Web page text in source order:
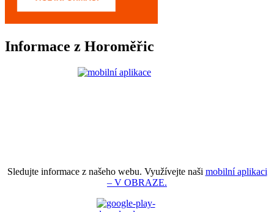
Informace z Horoměřic
Sledujte informace z našeho webu. Využívejte naši mobilní aplikaci
– V OBRAZE.